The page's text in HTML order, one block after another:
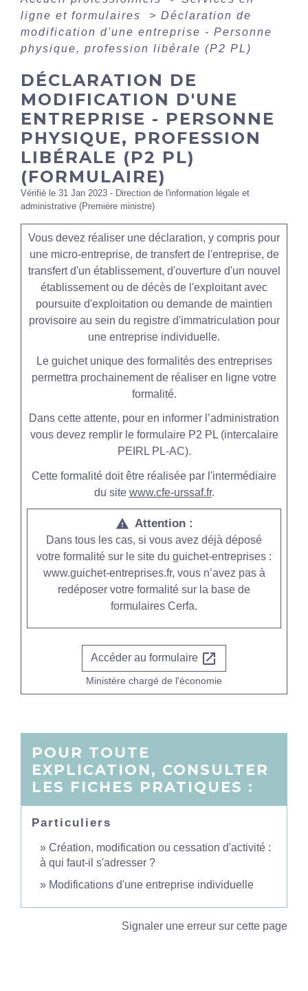
ligne et formulaires
> Déclaration de
modification d'une entreprise - Personne
physique, profession libérale (P2 PL)
DÉCLARATION DE
MODIFICATION D'UNE
ENTREPRISE - PERSONNE
PHYSIQUE, PROFESSION
LIBÉRALE (P2 PL)
(FORMULAIRE)
Vérifié le 31 Jan 2023 - Direction de l'information légale et
administrative (Première ministre)
Vous devez réaliser une déclaration, y compris pour
une micro-entreprise, de transfert de l'entreprise, de
transfert d'un établissement, d'ouverture d'un nouvel
établissement ou de décès de l'exploitant avec
poursuite d'exploitation ou demande de maintien
provisoire au sein du registre d'immatriculation pour
une entreprise individuelle.
Le guichet unique des formalités des entreprises
permettra prochainement de réaliser en ligne votre
formalité.
Dans cette attente, pour en informer l’administration
vous devez remplir le formulaire P2 PL (intercalaire
PEIRL PL-AC).
Cette formalité doit être réalisée par l'intermédiaire
du site www.cfe-urssaf.fr.
warning Attention :
Dans tous les cas, si vous avez déjà déposé
votre formalité sur le site du guichet-entreprises :
www.guichet-entreprises.fr, vous n’avez pas à
redéposer votre formalité sur la base de
formulaires Cerfa.
Accéder au formulaire open_in_new
Ministère chargé de l'économie
POUR TOUTE
EXPLICATION, CONSULTER
LES FICHES PRATIQUES :
Particuliers
Création, modification ou cessation d'activité :
à qui faut-il s'adresser ?
Modifications d'une entreprise individuelle
Signaler une erreur sur cette page